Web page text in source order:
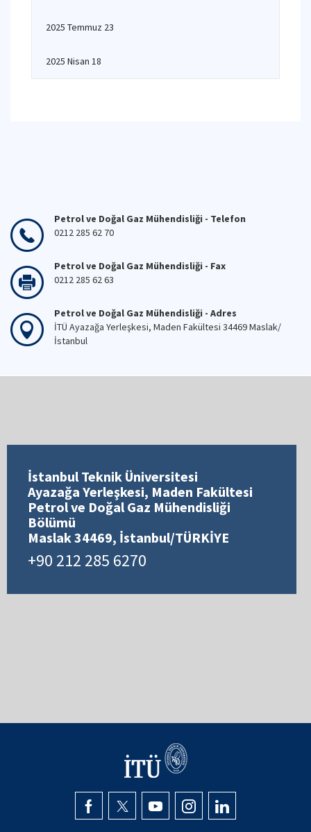
2025 Temmuz 23
2025 Nisan 18
Petrol ve Doğal Gaz Mühendisliği - Telefon
0212 285 62 70
Petrol ve Doğal Gaz Mühendisliği - Fax
0212 285 62 63
Petrol ve Doğal Gaz Mühendisliği - Adres
İTÜ Ayazağa Yerleşkesi, Maden Fakültesi 34469 Maslak/
İstanbul
İstanbul Teknik Üniversitesi
Ayazağa Yerleşkesi, Maden Fakültesi
Petrol ve Doğal Gaz Mühendisliği
Bölümü
Maslak 34469, İstanbul/TÜRKİYE
+90 212 285 6270